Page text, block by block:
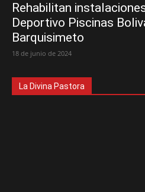
Rehabilitan
Deportivo Piscinas
Barquisimeto
18 de junio de 2024
La Divina Pastora